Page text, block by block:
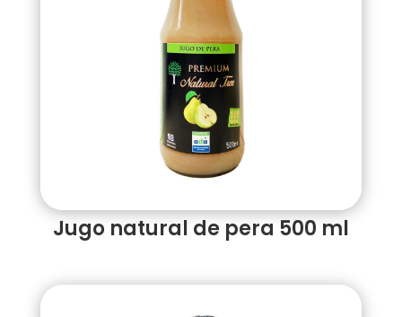
Jugo natural de pera 500 ml